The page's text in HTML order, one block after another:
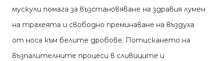
мускули помага за възстановяване на здравия лумен
на трахеята и свободно преминаване на въздуха
от носа към белите дробове. Потискането на
възпалителните процеси в сливиците и